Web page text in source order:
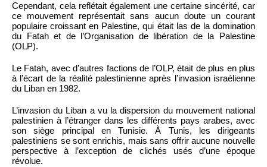
Cependant, cela reflétait également une certaine sincérité, car
ce mouvement représentait sans aucun doute un courant
populaire croissant en Palestine, qui était las de la domination
du Fatah et de l’Organisation de libération de la Palestine
(OLP).
Le Fatah, avec d’autres factions de l’OLP, était de plus en plus
à l’écart de la réalité palestinienne après l’invasion israélienne
du Liban en 1982.
L’invasion du Liban a vu la dispersion du mouvement national
palestinien à l’étranger dans les différents pays arabes, avec
son siège principal en Tunisie. À Tunis, les dirigeants
palestiniens se sont enrichis, mais sans offrir aucune nouvelle
perspective à l’exception de clichés usés d’une époque
révolue.